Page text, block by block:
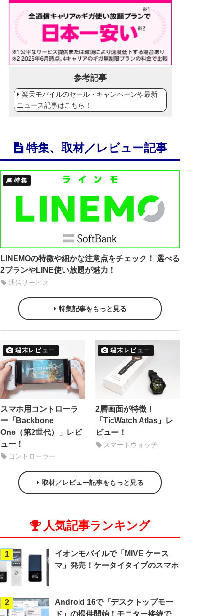
参考記事
楽天モバイルのセール・キャンペーンや最新
ニュース記事はこちら！
特集、取材／レビュー記事
特集
LINEMOの特徴や細かな注意点をチェック！ 選べる
2プランやLINE使い放題が魅力！
通信サービス
特集記事をもっと見る
端末レビュー
スマホ用コントローラ
ー「Backbone
One（第2世代）」レビ
ュー！
コントローラー
端末レビュー
2層画面が特徴！
「TicWatch Atlas」レ
ビュー！
スマートウォッチ
取材／レビュー記事をもっと見る
人気記事ランキング
1
イオンモバイルで「MIVE ケース
マ」発売！ケータイタイプのスマホ
2
Android 16で「デスクトップモー
ド」の提供開始！モニター接続で